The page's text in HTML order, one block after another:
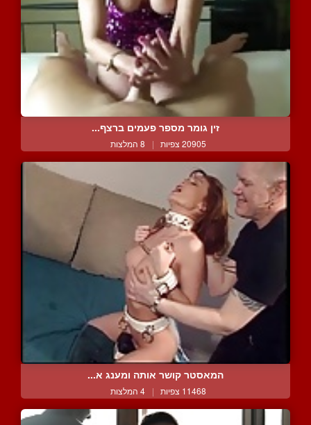
זין גומר מספר פעמים ברצף...
20905 צפיות | 8 המלצות
המאסטר קושר אותה ומענג א...
11468 צפיות | 4 המלצות